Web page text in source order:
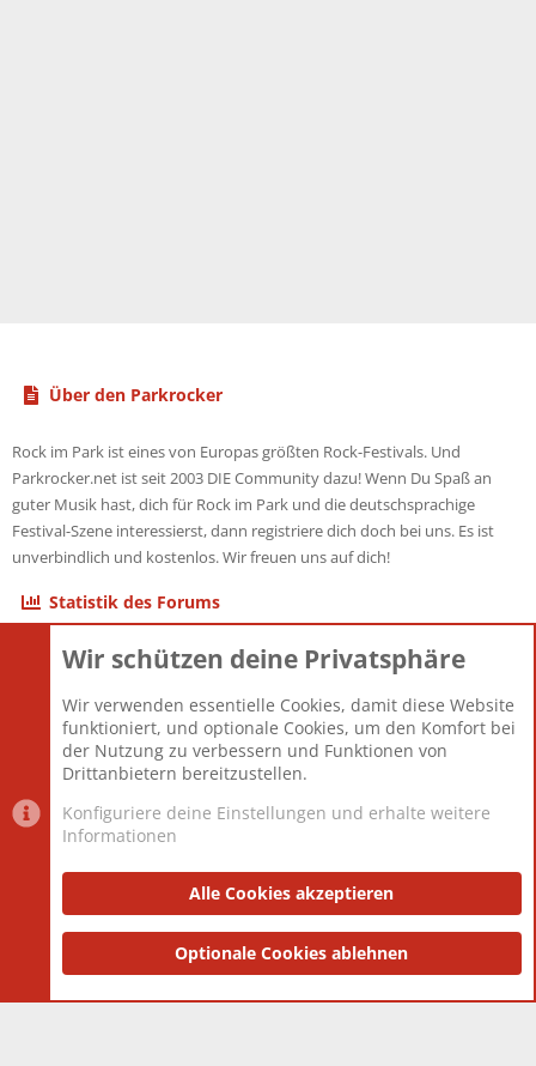
Über den Parkrocker
Rock im Park ist eines von Europas größten Rock-Festivals. Und
Parkrocker.net ist seit 2003 DIE Community dazu! Wenn Du Spaß an
guter Musik hast, dich für Rock im Park und die deutschsprachige
Festival-Szene interessierst, dann registriere dich doch bei uns. Es ist
unverbindlich und kostenlos. Wir freuen uns auf dich!
Statistik des Forums
Themen
Mitglieder
12.427
Neuestes Mitglied
Berlin
Datenschutzerklärung Impressum
Community platform by XenForo® © 2010-2025 XenForo Ltd.
and add-ons by ThemeHouse
Wir schützen deine Privatsphäre
Wir verwenden essentielle Cookies, damit diese Website
funktioniert, und optionale Cookies, um den Komfort bei
der Nutzung zu verbessern und Funktionen von
Drittanbietern bereitzustellen.
Konfiguriere deine Einstellungen und erhalte weitere
Informationen
Alle Cookies akzeptieren
Optionale Cookies ablehnen